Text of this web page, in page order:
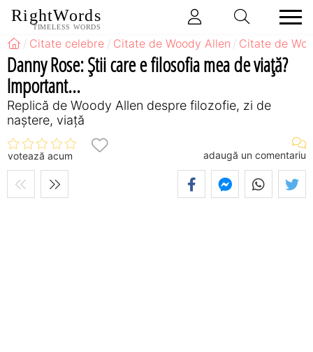
RightWords
TIMELESS WORDS
Citate celebre Citate de Woody Allen Citate de
Danny Rose: Ştii care e filosofia mea de viaţă?
Important...
Replică de Woody Allen despre filozofie, zi de
naștere, viață
votează acum adaugă un comentariu